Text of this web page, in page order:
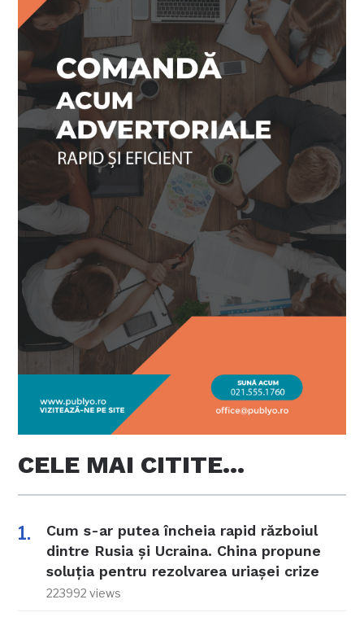
CELE MAI CITITE…
Cum s-ar putea încheia rapid războiul
dintre Rusia și Ucraina. China propune
soluția pentru rezolvarea uriașei crize
223992 views